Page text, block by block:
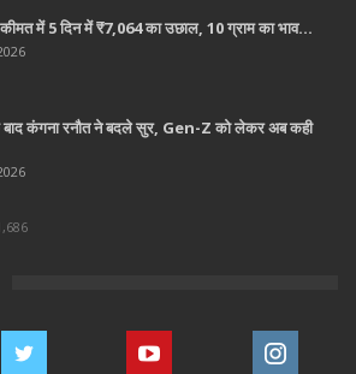
में 5 दिन में ₹7,064 का उछाल, 10 ग्राम का भाव…
बाद कंगना रनौत ने बदले सुर, Gen-Z को लेकर अब कही